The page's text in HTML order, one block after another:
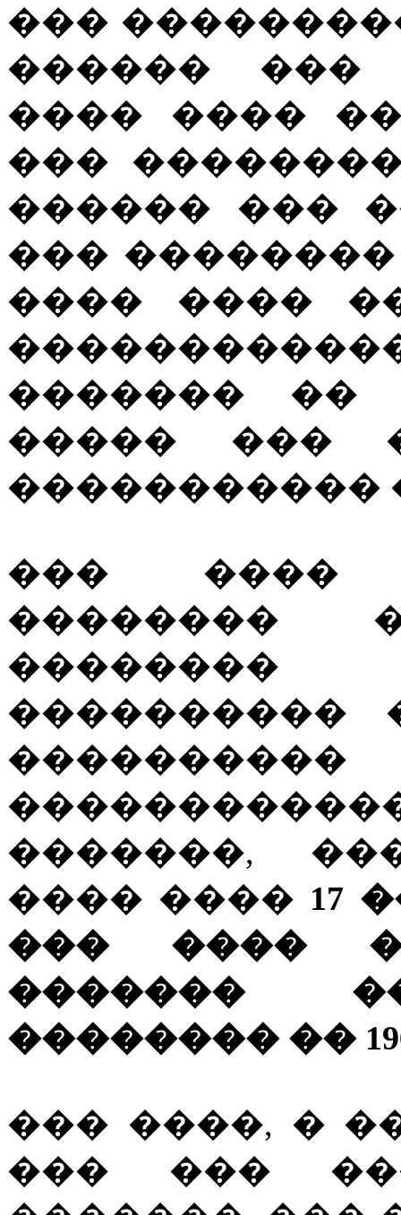
���
������ ���
���� ����
���
������ ���
���
���� ����
������� ��
����� ���
�����������
��� ����
��������
����������
�������,
���� ���� 17
��� ����
�������
�������� ��
��� ����, �
��� ���